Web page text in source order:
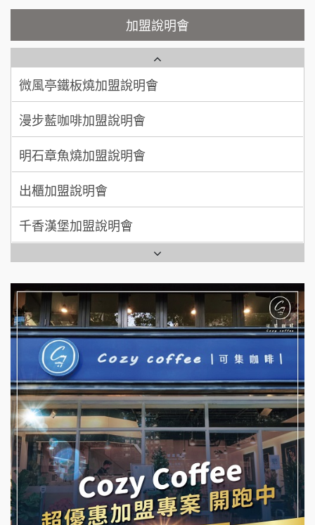
顏 先生/小姐 台北市
廖 先生/小姐 高雄市
加盟預算
【曉妍美妝】誠徵行政櫃檯
自助洗衣店誠徵代洗收送人員(台中市)
MUSHEN徵SPA美容芳療師
日十。早午食加盟說明會
拾鑶火鍋加盟說明會
全家加盟說明會
台灣G湯加盟說明會
彭富貴加盟說明會
NU PASTA義大利麵加盟說明會
潮鍋癮加盟說明會
蓁伙烤倆吃加盟說明會
霏等茶加盟說明會
早安山丘加盟說明會
冰封仙果加盟說明會
加盟說明會
鮮茶道加盟說明會
微風亭鐵板燒加盟說明會
漫步藍咖啡加盟說明會
明石章魚燒加盟說明會
出櫃加盟說明會
千香漢堡加盟說明會
七盞茶加盟說明會
拉亞漢堡加盟說明會
杜芳子古味茶鋪加盟說明會
優握握×酸奶大獅加盟說明會
冬城門加盟說明會
拾鑶火鍋加盟說明會
阿性情趣無人販售所加盟明會
龍涎居好湯加盟說明會
舒油頭加盟說明會